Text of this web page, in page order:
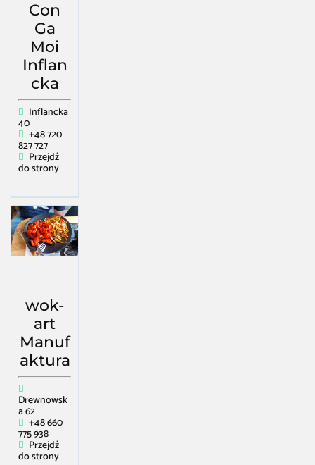
Con
Ga
Moi
Inflan
cka
Inflancka
40
+48 720
827 727
Przejdź
do strony
wok-
art
Manuf
aktura
Drewnowsk
a 62
+48 660
775 938
Przejdź
do strony